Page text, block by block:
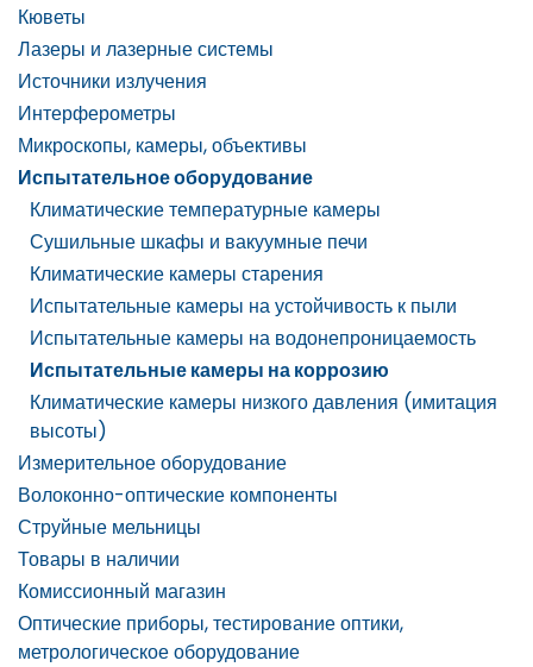
Кюветы
Лазеры и лазерные системы
Источники излучения
Интерферометры
Микроскопы, камеры, объективы
Испытательное оборудование
Климатические температурные камеры
Сушильные шкафы и вакуумные печи
Климатические камеры старения
Испытательные камеры на устойчивость к пыли
Испытательные камеры на водонепроницаемость
Испытательные камеры на коррозию
Климатические камеры низкого давления (имитация
высоты)
Измерительное оборудование
Волоконно-оптические компоненты
Струйные мельницы
Товары в наличии
Комиссионный магазин
Оптические приборы, тестирование оптики,
метрологическое оборудование